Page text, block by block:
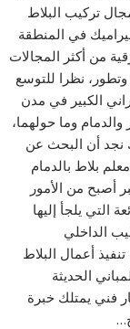
تركيب البلاط
في المنطقة
من أكثر المجالات
وتطور، نظرا للتوسع
الكبير في مدن
والدمام وما حولهما،
نجد أن البحث عن
بلاط بالدمام
أصبح من الأمور
التي يلجأ إليها
الداخلي
أعمال البلاط
الحديثة
فني يمتلك خبرة